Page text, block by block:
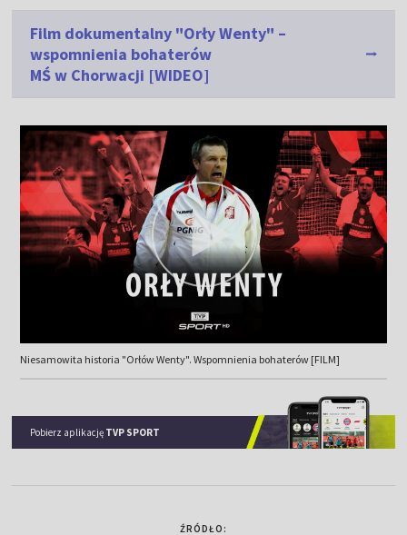
Film dokumentalny "Orły Wenty" –
wspomnienia bohaterów
MŚ w Chorwacji [WIDEO]
Niesamowita historia "Orłów Wenty". Wspomnienia bohaterów [FILM]
Pobierz aplikację TVP SPORT
ŹRÓDŁO: